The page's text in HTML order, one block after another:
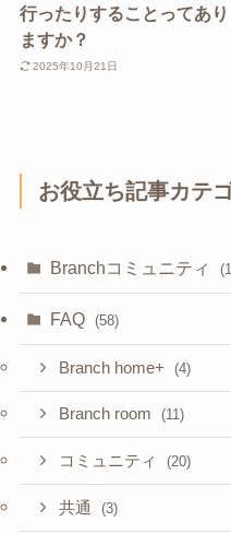
行ったりすることってあり
ますか？
2025年10月21日
お役立ち記事カテ
Branchコミュニティ
FAQ (58)
Branch home+ (4)
Branch room (11)
コミュニティ (20)
共通 (3)